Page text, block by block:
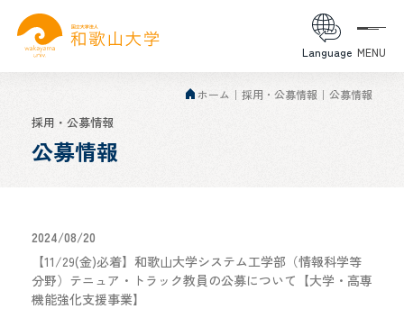
Language MENU
ホーム 採用・公募情報 公募情報
採用・公募情報
公募情報
2024/08/20
【11/29(金)必着】和歌山大学システム工学部（情報科学等
分野）テニュア・トラック教員の公募について【大学・高専
機能強化支援事業】